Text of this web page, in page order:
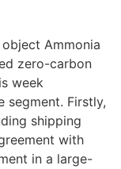
object Ammonia
zero-carbon
week
segment. Firstly,
shipping
with
in a large-